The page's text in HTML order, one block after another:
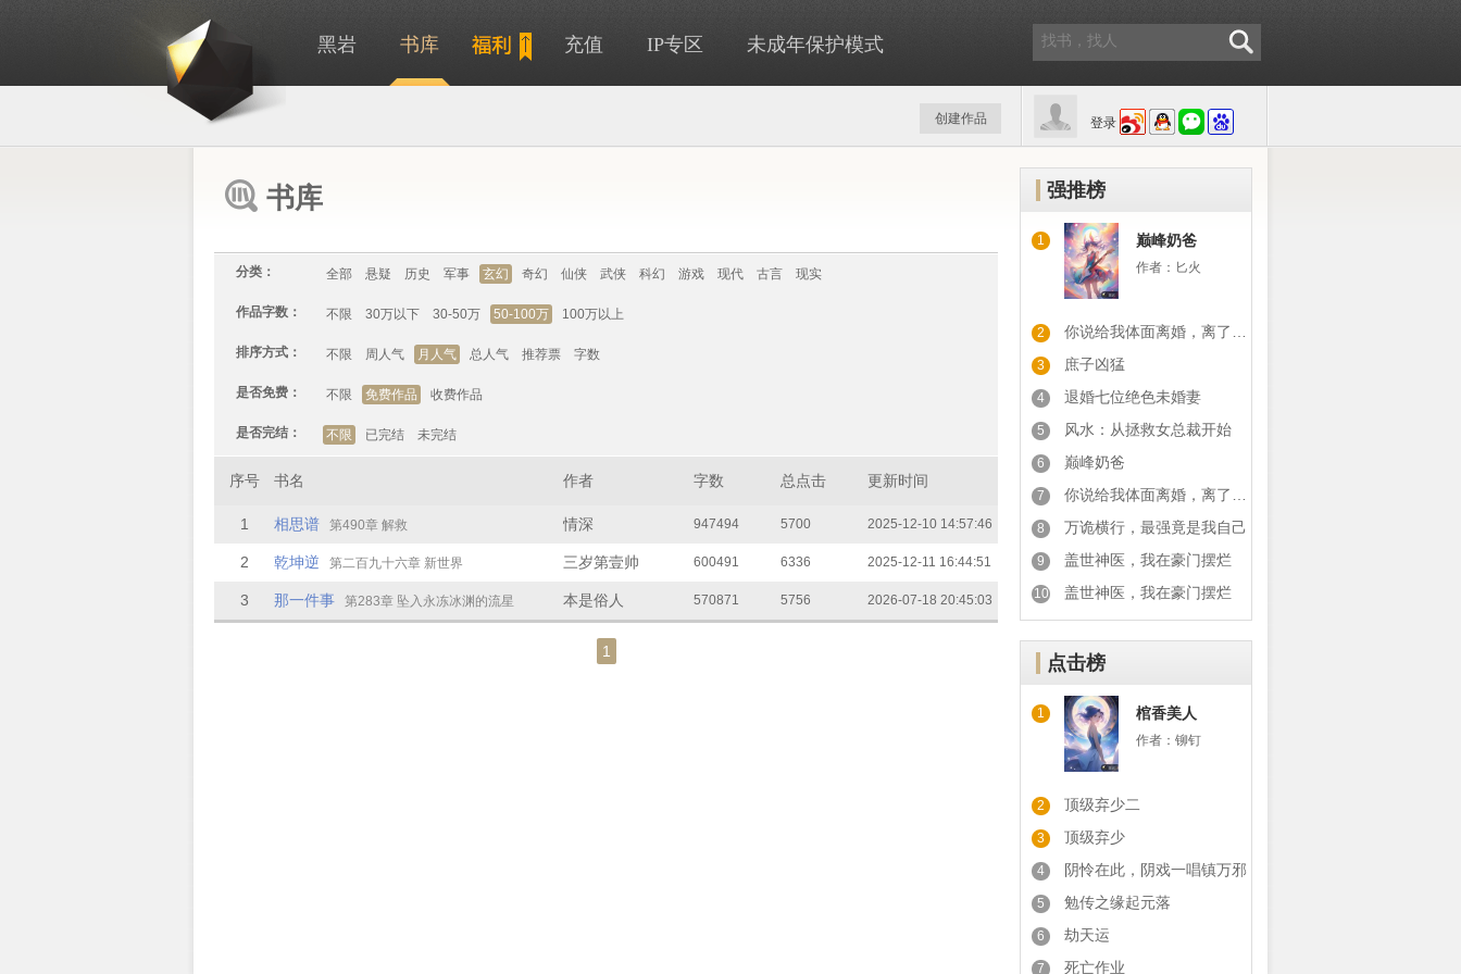
黑岩 书库 充值 IP专区 未成年保护模式
登录
创建作品
书库
分类： 全部 悬疑 历史 军事 玄幻 奇幻 仙侠 武侠 科幻 游戏 现代 古言 现实
作品字数： 不限 30万以下 30-50万 50-100万 100万以上
排序方式： 不限 周人气 月人气 总人气 推荐票 字数
是否免费： 不限 免费作品 收费作品
是否完结： 不限 已完结 未完结
序号 书名 作者 字数 总点击 更新时间
1 相思谱 第490章 解救 情深 947494 5700 2025-12-10 14:57:46
2 乾坤逆 第二百九十六章 新世界 三岁第壹帅 600491 6336 2025-12-11 16:44:51
3 那一件事 第283章 坠入永冻冰渊的流星 本是俗人 570871 5756 2026-07-18 20:45:03
1
强推榜
1 巅峰奶爸
作者： 匕火
2 你说给我体面离婚，离了你又后悔
3 庶子凶猛
4 退婚七位绝色未婚妻
5 风水：从拯救女总裁开始
6 巅峰奶爸
7 你说给我体面离婚，离了你又后悔
8 万诡横行，最强竟是我自己
9 盖世神医，我在豪门摆烂
10 盖世神医，我在豪门摆烂
点击榜
1 棺香美人
作者： 铆钉
2 顶级弃少二
3 顶级弃少
4 阴怜在此，阴戏一唱镇万邪
5 勉传之缘起元落
6 劫天运
7 死亡作业